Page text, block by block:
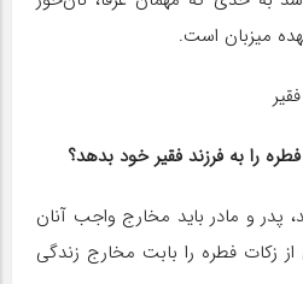
میزبان است.
را به فرزند فقیر خود بدهد؟
پدر و مادر باید مخارج واجب آنان
از زکات فطره را بابت مخارج زندگی